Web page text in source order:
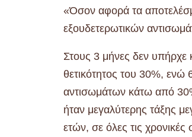
«Όσον αφορά τα
εξουδετερωτικών
Στους 3 μήνες δεν υπήρχε
θετικότητος του 30%, ενώ
αντισωμάτων κάτω από
ήταν μεγαλύτερης τάξης
ετών, σε όλες τις